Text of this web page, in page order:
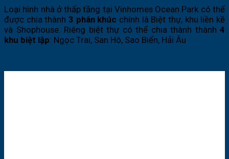
Loại hình nhà ở thấp tầng tại Vinhomes Ocean Park có thể
được chia thành 3 phân khúc chính là Biệt thự, khu liền kề
và Shophouse. Riêng biệt thự có thể chia thành thành 4
khu biệt lập: Ngọc Trai, San Hô, Sao Biển, Hải Âu